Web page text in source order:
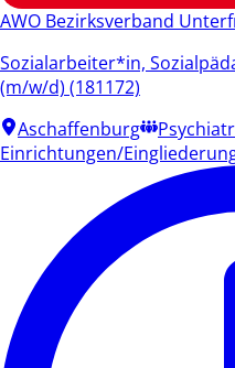
AWO Bezirksverband
Sozialarbeiter*in,
(m/w/d) (181172)
Aschaffenburg
Einrichtungen/